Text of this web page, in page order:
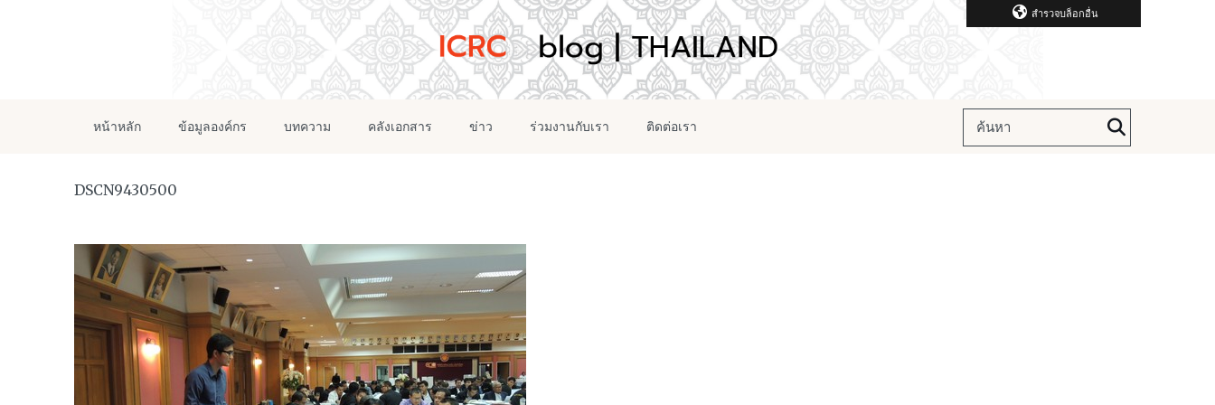
สำรวจบล็อกอื่น
หน้าหลัก ข้อมูลองค์กร บทความ คลังเอกสาร ข่าว ร่วมงานกับเรา ติดต่อเรา
DSCN9430500